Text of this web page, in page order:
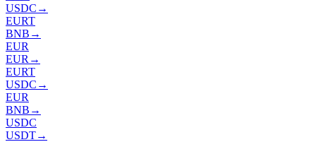
USDC →
EURT
BNB →
EUR
EUR →
EURT
USDC →
EUR
BNB →
USDC
USDT→